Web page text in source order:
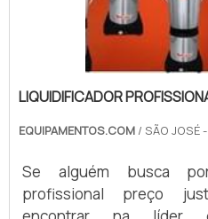
LIQUIDIFICADOR
EQUIPAMENTOS.COM / SÃO JOSÉ
Se alguém busca
profissional preço